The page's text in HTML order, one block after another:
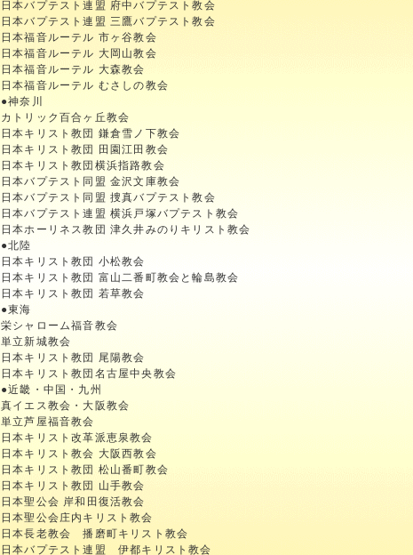
日本バプテスト連盟 府中バプテスト教会
日本バプテスト連盟 三鷹バプテスト教会
日本福音ルーテル 市ヶ谷教会
日本福音ルーテル 大岡山教会
日本福音ルーテル 大森教会
日本福音ルーテル むさしの教会
●神奈川
カトリック百合ヶ丘教会
日本キリスト教団 鎌倉雪ノ下教会
日本キリスト教団 田園江田教会
日本キリスト教団横浜指路教会
日本バプテスト同盟 金沢文庫教会
日本バプテスト同盟 捜真バプテスト教会
日本バプテスト連盟 横浜戸塚バプテスト教会
日本ホーリネス教団 津久井みのりキリスト教会
●北陸
日本キリスト教団 小松教会
日本キリスト教団 富山二番町教会と輪島教会
日本キリスト教団 若草教会
●東海
栄シャローム福音教会
単立新城教会
日本キリスト教団 尾陽教会
日本キリスト教団名古屋中央教会
●近畿・中国・九州
真イエス教会・大阪教会
単立芦屋福音教会
日本キリスト改革派恵泉教会
日本キリスト教会 大阪西教会
日本キリスト教団 松山番町教会
日本キリスト教団 山手教会
日本聖公会 岸和田復活教会
日本聖公会庄内キリスト教会
日本長老教会 播磨町キリスト教会
日本バプテスト連盟 伊都キリスト教会